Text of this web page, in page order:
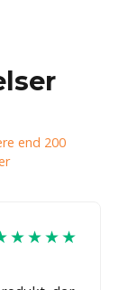
end 200